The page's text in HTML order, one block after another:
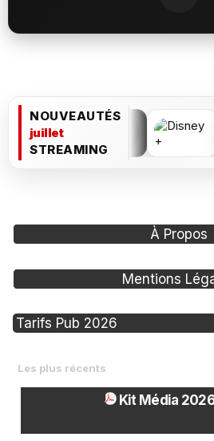
NOUVEAUTÉS
juillet
STREAMING
À Propos
Mentions
Tarifs Pub 2026
Les plus récents
Kit Média